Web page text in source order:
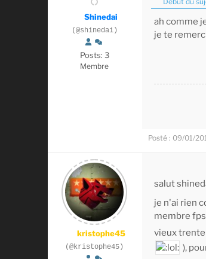
Shinedai
(@shinedai)
Posts: 3
Membre
ah comme
je te
Posté : 09/01/
kristophe45
(@kristophe45)
salut
je n'ai rien
membre
vieux
),